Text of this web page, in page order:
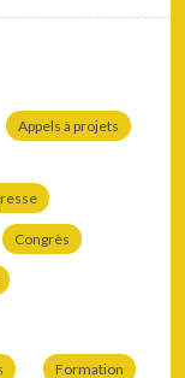
Appels à projets
Congrès
Formation